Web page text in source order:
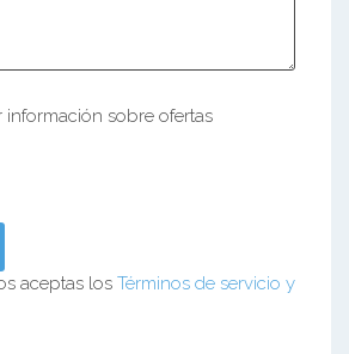
sobre ofertas
aceptas los Términos de servicio y